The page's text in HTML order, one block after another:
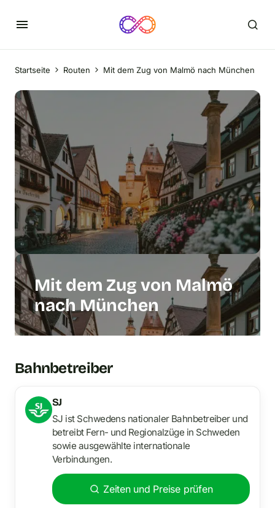
Startseite Routen Mit dem Zug von Malmö nach München
Mit dem Zug von Malmö
nach München
Bahnbetreiber
SJ
SJ ist Schwedens nationaler Bahnbetreiber und
betreibt Fern- und Regionalzüge in Schweden
sowie ausgewählte internationale
Verbindungen.
Zeiten und Preise prüfen